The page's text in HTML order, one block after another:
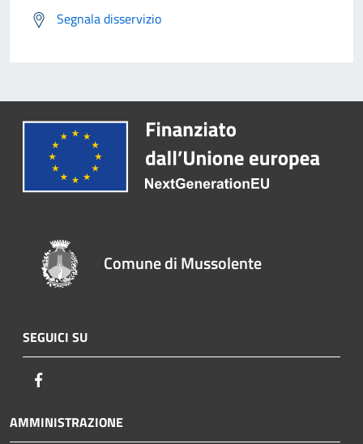
Segnala disservizio
Comune di Mussolente
SEGUICI SU
AMMINISTRAZIONE